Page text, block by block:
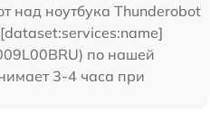
над ноутбука Thunderobot
по нашей
3-4 часа при